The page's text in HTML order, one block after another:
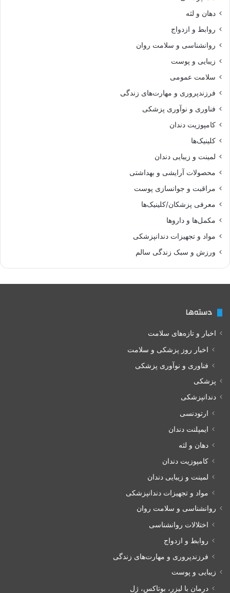
دهان و لثه
روابط و ازدواج
روانشناسی و سلامت روان
زیبایی و پوست
سلامت عمومی
فرزندپروری و مهارت‌های زندگی
فناوری و نوآوری پزشکی
کامپوزیت دندان
کلینیک‌ها
لمینت و زیبایی دندان
محصولات آرایشی و بهداشتی
مراقبت و جوانسازی پوست
معرفی پزشکان/کلینیک‌ها
مکمل‌ها و داروها
مواد و تجهیزات دندانپزشکی
ورزش و سبک زندگی سالم
دسته‌ها
اخبار و تازه‌های سلامت
اخبار روز پزشکی و سلامت
فناوری و نوآوری پزشکی
پزشکی
دندانپزشکی
ارتودنسی
ایمپلنت دندان
دهان و لثه
کامپوزیت دندان
لمینت و زیبایی دندان
مواد و تجهیزات دندانپزشکی
روانشناسی و سلامت روان
اختلالات روانشناسی
روابط و ازدواج
فرزندپروری و مهارت‌های زندگی
زیبایی و پوست
درمان با لیزر، بوتاکس، ژل